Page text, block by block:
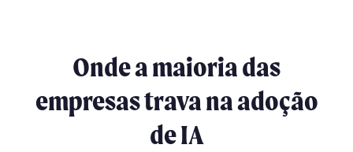
Onde a maioria das
empresas trava na adoção
de IA